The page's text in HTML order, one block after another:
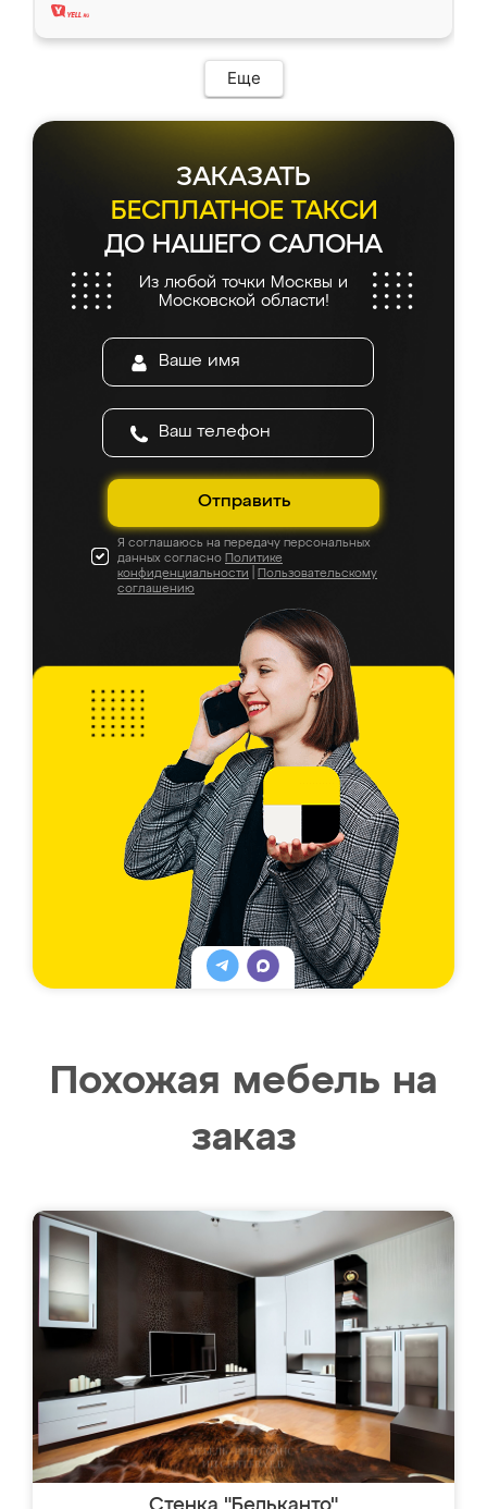
Еще
ЗАКАЗАТЬ
БЕСПЛАТНОЕ ТАКСИ
ДО НАШЕГО САЛОНА
Из любой точки Москвы и
Московской области!
Отправить
Я соглашаюсь на передачу персональных
данных согласно Политике
конфиденциальности
Пользовательскому
соглашению
Похожая мебель на
заказ